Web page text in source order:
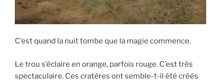
C’est quand la nuit tombe que la magie commence.
Le trou s’éclaire en orange, parfois rouge. C’est très
spectaculaire. Ces cratères ont semble-t-il été créés